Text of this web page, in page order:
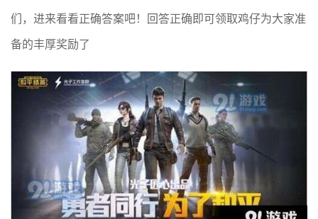
们，进来看看正确答案吧！回答正确即可领取鸡仔为大家准
备的丰厚奖励了